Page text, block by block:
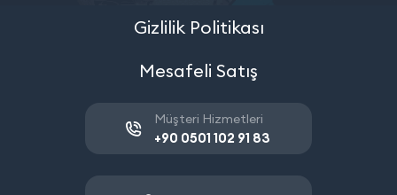
Gizlilik Politikası
Mesafeli Satış
Müşteri Hizmetleri
+90 0501 102 91 83